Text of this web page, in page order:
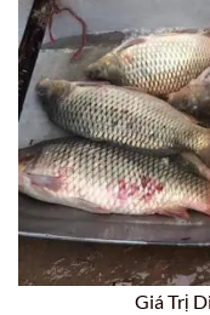
Giá Trị